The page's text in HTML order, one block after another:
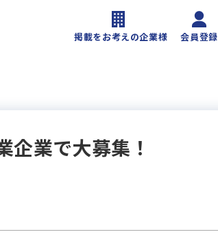
掲載をお考えの企業様 会員登録
業で大募集！